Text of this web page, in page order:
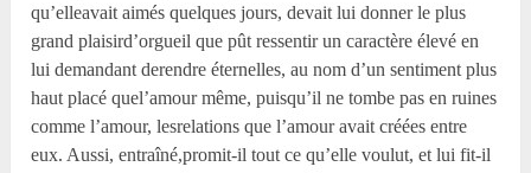
qu’elleavait aimés quelques jours, devait lui donner le plus
grand plaisird’orgueil que pût ressentir un caractère élevé en
lui demandant derendre éternelles, au nom d’un sentiment plus
haut placé quel’amour même, puisqu’il ne tombe pas en ruines
comme l’amour, lesrelations que l’amour avait créées entre
eux. Aussi, entraîné,promit-il tout ce qu’elle voulut, et lui fit-il